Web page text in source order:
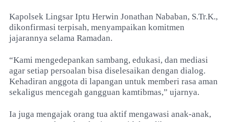
Kapolsek Lingsar Iptu Herwin Jonathan Nababan, S.Tr.K.,
dikonfirmasi terpisah, menyampaikan komitmen
jajarannya selama Ramadan.
“Kami mengedepankan sambang, edukasi, dan mediasi
agar setiap persoalan bisa diselesaikan dengan dialog.
Kehadiran anggota di lapangan untuk memberi rasa aman
sekaligus mencegah gangguan kamtibmas,” ujarnya.
Ia juga mengajak orang tua aktif mengawasi anak-anak,